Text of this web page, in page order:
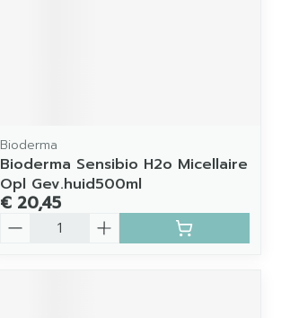
Bioderma
Bioderma Sensibio H2o Micellaire
Opl Gev.huid500ml
€ 20,45